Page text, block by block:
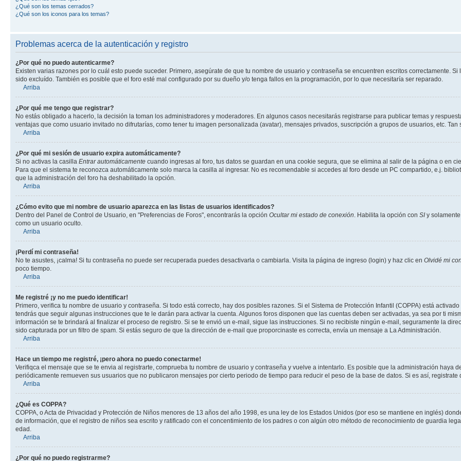
¿Qué son los temas cerrados?
¿Qué son los iconos para los temas?
Problemas acerca de la autenticación y registro
¿Por qué no puedo autenticarme?
Existen varias razones por lo cuál esto puede suceder. Primero, asegúrate de que tu nombre de usuario y contraseña se encuentren escritos correctamente.
sido excluído. También es posible que el foro esté mal configurado por su dueño y/o tenga fallos en la programación, por lo que necesitaría ser reparado.
Arriba
¿Por qué me tengo que registrar?
No estás obligado a hacerlo, la decisión la toman los administradores y moderadores. En algunos casos necesitarás registrarse para publicar temas y
ventajas que como usuario invitado no difrutarías, como tener tu imagen personalizada (avatar), mensajes privados, suscripción a grupos de usuarios, etc.
Arriba
¿Por qué mi sesión de usuario expira automáticamente?
Si no activas la casilla Entrar automáticamente cuando ingresas al foro, tus datos se guardan en una cookie segura, que se elimina al salir de la página o en
Para que el sistema te reconozca automáticamente solo marca la casilla al ingresar. No es recomendable si accedes al foro desde un PC compartido, e.j.
que la administración del foro ha deshabilitado la opción.
Arriba
¿Cómo evito que mi nombre de usuario aparezca en las listas de usuarios identificados?
Dentro del Panel de Control de Usuario, en "Preferencias de Foros", encontrarás la opción Ocultar mi estado de conexión. Habilita la opción con SI y
como un usuario oculto.
Arriba
¡Perdí mi contraseña!
No te asustes, ¡calma! Si tu contraseña no puede ser recuperada puedes desactivarla o cambiarla. Visita la página de ingreso (login) y haz clic en Olvidé mi
poco tiempo.
Arriba
Me registré ¡y no me puedo identificar!
Primero, verifica tu nombre de usuario y contraseña. Si todo está correcto, hay dos posibles razones. Si el Sistema de Protección Infantil (COPPA) está
tendrás que seguir algunas instrucciones que te le darán para activar la cuenta. Algunos foros disponen que las cuentas deben ser activadas, ya sea por ti
información se te brindará al finalizar el proceso de registro. Si se te envió un e-mail, sigue las instrucciones. Si no recibiste ningún e-mail, seguramente la
sido capturada por un filtro de spam. Si estás seguro de que la dirección de e-mail que proporcinaste es correcta, envía un mensaje a La Administración.
Arriba
Hace un tiempo me registré, ¡pero ahora no puedo conectarme!
Verifiqca el mensaje que se te envia al registrarte, comprueba tu nombre de usuario y contraseña y vuelve a intentarlo. Es posible que la administración haya
periódicamente remueven sus usuarios que no publicaron mensajes por cierto periodo de tiempo para reducir el peso de la base de datos. Si es así,
Arriba
¿Qué es COPPA?
COPPA, o Acta de Privacidad y Protección de Niños menores de 13 años del año 1998, es una ley de los Estados Unidos (por eso se mantiene en inglés)
de información, que el registro de niños sea escrito y ratificado con el concentimiento de los padres o con algún otro método de reconocimiento de guardia
edad.
Arriba
¿Por qué no puedo registrarme?